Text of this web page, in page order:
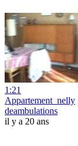
1:21
Appartement_nelly
deambulations
il y a 20 ans